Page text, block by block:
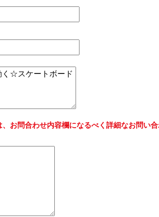
お問合わせ内容欄になるべく詳細なお問い